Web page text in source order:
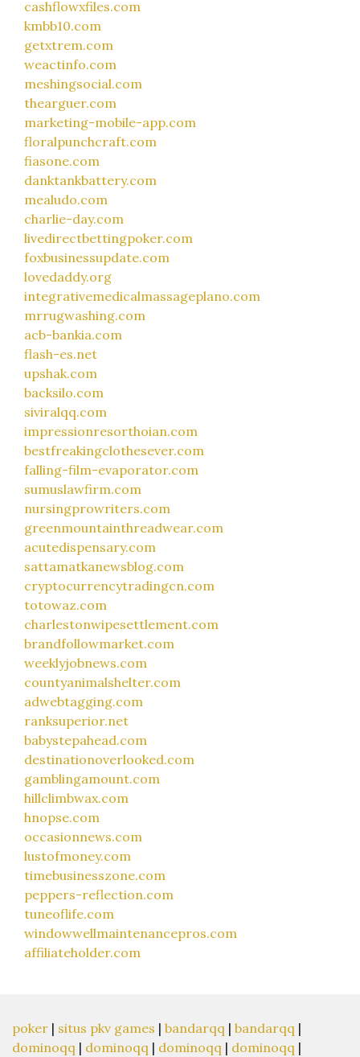
cashflowxfiles.com
kmbb10.com
getxtrem.com
weactinfo.com
meshingsocial.com
thearguer.com
marketing-mobile-app.com
floralpunchcraft.com
fiasone.com
danktankbattery.com
mealudo.com
charlie-day.com
livedirectbettingpoker.com
foxbusinessupdate.com
lovedaddy.org
integrativemedicalmassageplano.com
mrrugwashing.com
acb-bankia.com
flash-es.net
upshak.com
backsilo.com
siviralqq.com
impressionresorthoian.com
bestfreakingclothesever.com
falling-film-evaporator.com
sumuslawfirm.com
nursingprowriters.com
greenmountainthreadwear.com
acutedispensary.com
sattamatkanewsblog.com
cryptocurrencytradingcn.com
totowaz.com
charlestonwipesettlement.com
brandfollowmarket.com
weeklyjobnews.com
countyanimalshelter.com
adwebtagging.com
ranksuperior.net
babystepahead.com
destinationoverlooked.com
gamblingamount.com
hillclimbwax.com
hnopse.com
occasionnews.com
lustofmoney.com
timebusinesszone.com
peppers-reflection.com
tuneoflife.com
windowwellmaintenancepros.com
affiliateholder.com
poker | situs pkv games | bandarqq | bandarqq |
dominoqq | dominoqq | dominoqq | dominoqq |